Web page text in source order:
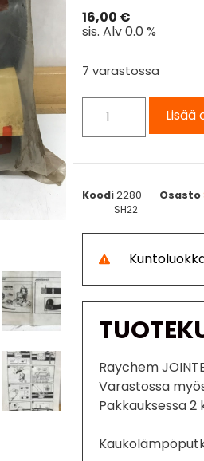
16,00 €
sis. Alv 0.0 %
7 varastossa
Lisää
Koodi2280 Osasto
SH22
Raychem
Varastossa
Pakkauksessa